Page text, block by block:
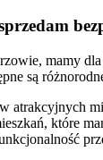
mamy
są
atrakcyjnych
które